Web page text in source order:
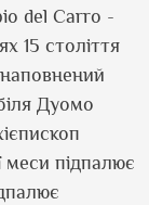
del Carro -
15 століття
Дуомо
меси підпалює